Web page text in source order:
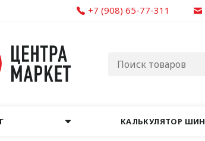
+7 (908) 65-77-311
КАЛЬКУЛЯТОР ШИН